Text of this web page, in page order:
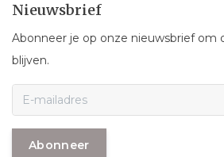
Nieuwsbrief
Abonneer je op onze nieuwsbrief om
blijven.
Abonneer